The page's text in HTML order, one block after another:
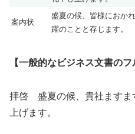
案内状
盛夏の候、皆様におか
躍のことと存じます。
【一般的なビジネス文書のフ
拝啓 盛夏の候、貴社ますま
上げます。